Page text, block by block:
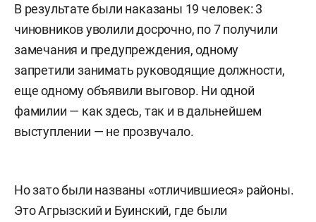
В результате были наказаны 19 человек: 3
чиновников уволили досрочно, по 7 получили
замечания и предупреждения, одному
запретили занимать руководящие должности,
еще одному объявили выговор. Ни одной
фамилии — как здесь, так и в дальнейшем
выступлении — не прозвучало.
Но зато были названы «отличившиеся» районы.
Это Агрызский и Буинский, где были